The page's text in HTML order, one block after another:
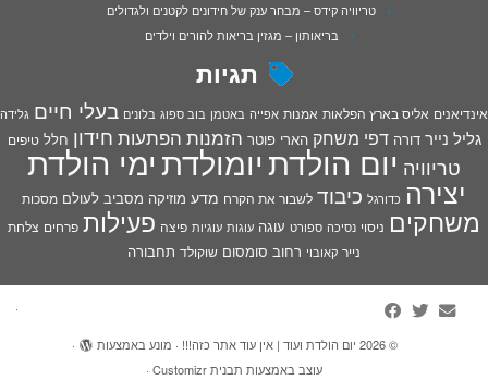
טריוויה קידס – מבחר ענק של חידונים לקטנים ולגדולים
בריאותון – מגזין בריאות להורים וילדים
תגיות
אינדיאנים אליס בארץ הפלאות אמנות אפייה באטמן בוב ספוג בלונים בעלי חיים גלידה
גליל נייר דורה דפי משחק הארי פוטר הזמנות הפתעות חידון חלל טיפים
טריוויה יום הולדתיומולדתימי הולדת
יצירה כדורגל כיבוד לשבור את הקרח מדע מוזיקה מסביב לעולם מסכות
משחקים ניסוי נסיכה ספורט עוגה עוגות עוגיות פיצה פעילות פרחים צלחת
נייר קאובוי רחוב סומסום שוקולד תחבורה
·
© 2026 יום הולדת ועוד | אין עוד אתר כזה!!! · מונע באמצעות
·
עוצב באמצעות תבנית Customizr ·